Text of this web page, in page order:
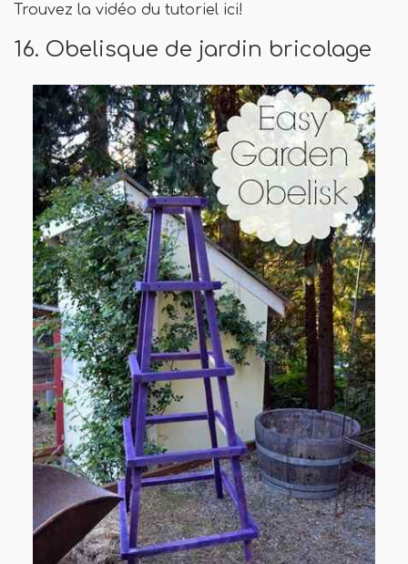
Trouvez la vidéo du tutoriel ici!
16. Obelisque de jardin bricolage